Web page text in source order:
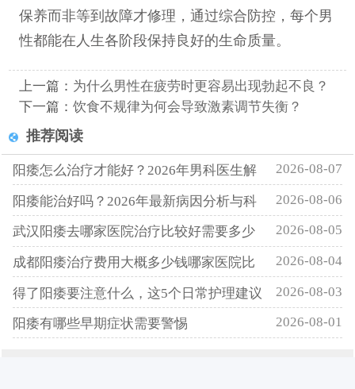
保养而非等到故障才修理，通过综合防控，每个男
性都能在人生各阶段保持良好的生命质量。
上一篇： 为什么男性在疲劳时更容易出现勃起不良？
下一篇： 饮食不规律为何会导致激素调节失衡？
推荐阅读
阳痿怎么治疗才能好？2026年男科医生解 2026-08-07
阳痿能治好吗？2026年最新病因分析与科 2026-08-06
武汉阳痿去哪家医院治疗比较好需要多少 2026-08-05
成都阳痿治疗费用大概多少钱哪家医院比 2026-08-04
得了阳痿要注意什么，这5个日常护理建议 2026-08-03
阳痿有哪些早期症状需要警惕 2026-08-01